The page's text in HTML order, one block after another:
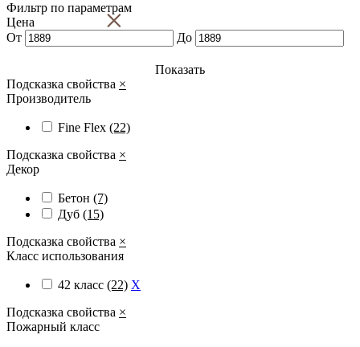
Фильтр по параметрам
×
Цена
От
До
Показать
Подсказка свойства ×
Производитель
Fine Flex (22)
Подсказка свойства ×
Декор
Бетон (7)
Дуб (15)
Подсказка свойства ×
Класс использования
42 класс (22) X
Подсказка свойства ×
Пожарный класс